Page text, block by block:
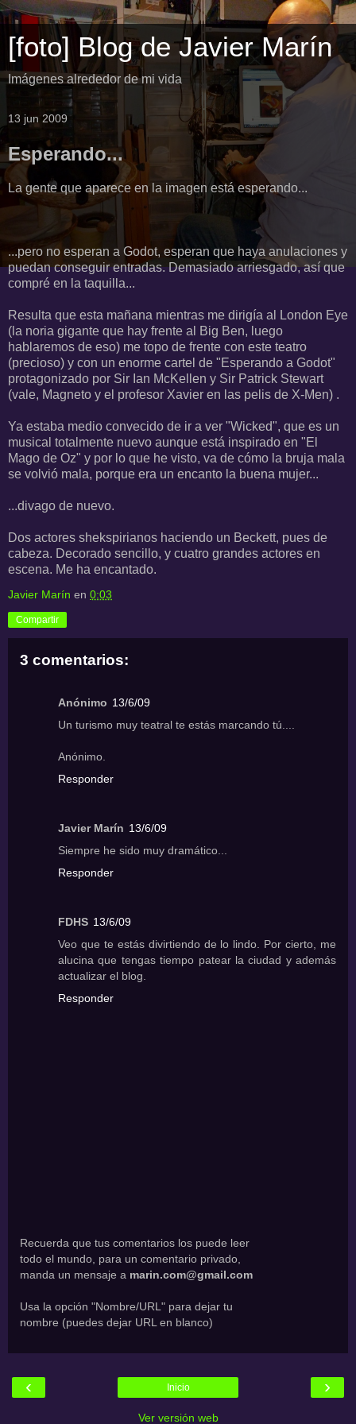
[foto] Blog de Javier Marín
Imágenes alrededor de mi vida
13 jun 2009
Esperando...
La gente que aparece en la imagen está esperando...
...pero no esperan a Godot, esperan que haya anulaciones y
puedan conseguir entradas. Demasiado arriesgado, así que
compré en la taquilla...
Resulta que esta mañana mientras me dirigía al London Eye
(la noria gigante que hay frente al Big Ben, luego
hablaremos de eso) me topo de frente con este teatro
(precioso) y con un enorme cartel de "Esperando a Godot"
protagonizado por Sir Ian McKellen y Sir Patrick Stewart
(vale, Magneto y el profesor Xavier en las pelis de X-Men) .
Ya estaba medio convecido de ir a ver "Wicked", que es un
musical totalmente nuevo aunque está inspirado en "El
Mago de Oz" y por lo que he visto, va de cómo la bruja mala
se volvió mala, porque era un encanto la buena mujer...
...divago de nuevo.
Dos actores shekspirianos haciendo un Beckett, pues de
cabeza. Decorado sencillo, y cuatro grandes actores en
escena. Me ha encantado.
Javier Marín en 0:03
Compartir
3 comentarios:
Anónimo 13/6/09
Un turismo muy teatral te estás marcando tú....
Anónimo.
Responder
Javier Marín 13/6/09
Siempre he sido muy dramático...
Responder
FDHS 13/6/09
Veo que te estás divirtiendo de lo lindo. Por cierto, me
alucina que tengas tiempo patear la ciudad y además
actualizar el blog.
Responder
Recuerda que tus comentarios los puede leer
todo el mundo, para un comentario privado,
manda un mensaje a marin.com@gmail.com
Usa la opción "Nombre/URL" para dejar tu
nombre (puedes dejar URL en blanco)
‹ ›
Inicio
Ver versión web